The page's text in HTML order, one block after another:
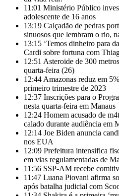
11:01 Ministério Público
adolescente de 16 anos
13:19 Calçadão de pedras
sinuosos que lembram o rio,
13:15 ‘Temos dinheiro para
Cardi sobre fortuna com
12:51 Asteroide de 300
quarta-feira (26)
12:44 Amazonas reduz em
primeiro trimestre de 2023
12:37 Inscrições para o
nesta quarta-feira em Manaus
12:24 Homem acusado de
calado durante audiência em
12:14 Joe Biden anuncia
nos EUA
12:09 Prefeitura intensifica
em vias regulamentadas de
11:56 SSP-AM recebe
11:47 Luana Piovani afirma
após batalha judicial com